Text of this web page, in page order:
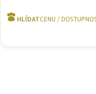
HLÍDAT